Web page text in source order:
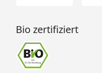
Bio zertifiziert